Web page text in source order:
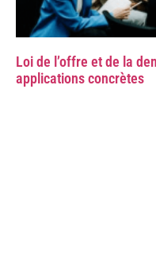
Loi de l’offre et de la
applications concrètes